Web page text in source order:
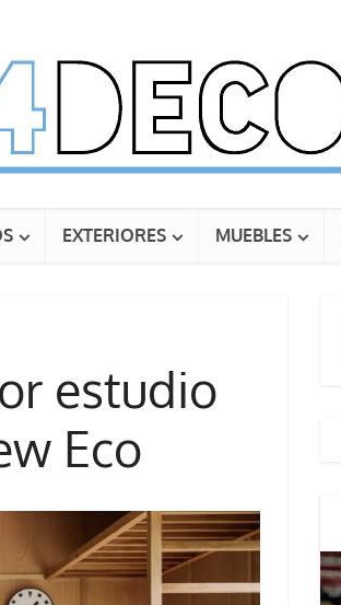
EXTERIORES MUEBLES
estudio
Eco